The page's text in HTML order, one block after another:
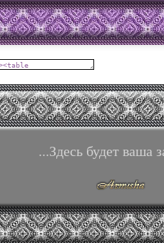
...Здесь будет ваша